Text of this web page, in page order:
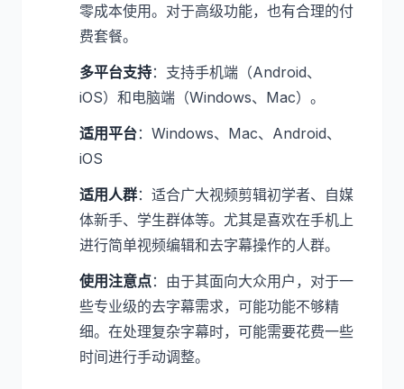
零成本使用。对于高级功能，也有合理的付
费套餐。
多平台支持：支持手机端（Android、
iOS）和电脑端（Windows、Mac）。
适用平台：Windows、Mac、Android、
iOS
适用人群：适合广大视频剪辑初学者、自媒
体新手、学生群体等。尤其是喜欢在手机上
进行简单视频编辑和去字幕操作的人群。
使用注意点：由于其面向大众用户，对于一
些专业级的去字幕需求，可能功能不够精
细。在处理复杂字幕时，可能需要花费一些
时间进行手动调整。